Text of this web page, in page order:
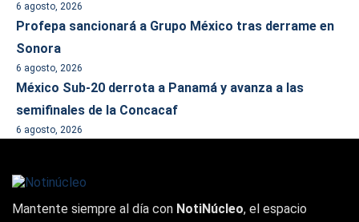
6 agosto, 2026
Profepa sancionará a Grupo México tras derrame en
Sonora
6 agosto, 2026
México Sub-20 derrota a Panamá y avanza a las
semifinales de la Concacaf
6 agosto, 2026
Mantente siempre al día con NotiNúcleo, el espacio